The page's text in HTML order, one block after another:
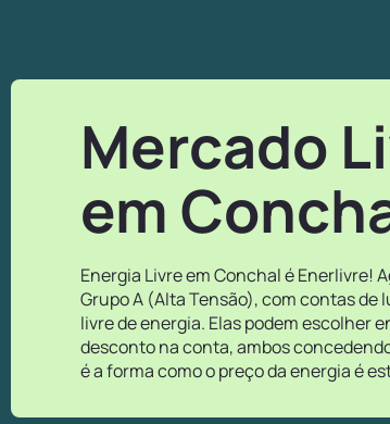
Mercado
em
Energia Livre em Conchal é Enerlivre!
Grupo A (Alta Tensão), com contas de
livre de energia. Elas podem escolher
desconto na conta, ambos
é a forma como o preço da energia é